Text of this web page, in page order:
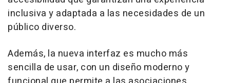
inclusiva y adaptada a las necesidades de un
público diverso.
Además, la nueva interfaz es mucho más
sencilla de usar, con un diseño moderno y